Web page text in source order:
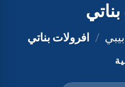
/ افرولات بناتي